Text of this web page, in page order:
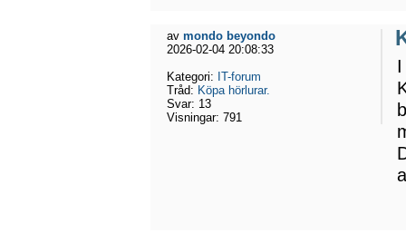
av mondo beyondo
2026-02-04 20:08:33
Kategori: IT-forum
Tråd: Köpa hörlurar.
Svar: 13
Visningar: 791